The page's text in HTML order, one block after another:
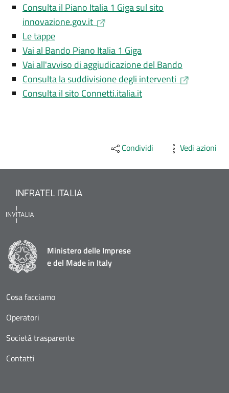
Consulta il Piano Italia 1 Giga sul sito
innovazione.gov.it
Le tappe
Vai al Bando Piano Italia 1 Giga
Vai all'avviso di aggiudicazione del Bando
Consulta la suddivisione degli interventi
Consulta il sito Connetti.italia.it
Condividi Vedi azioni
Ministero delle Imprese
e del Made in Italy
Cosa facciamo
Operatori
Società trasparente
Contatti